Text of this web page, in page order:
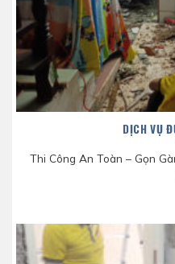
DỊCH VỤ
Thi Công An Toàn – Gọn